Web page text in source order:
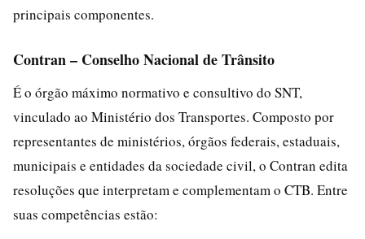
principais componentes.
Contran – Conselho Nacional de Trânsito
É o órgão máximo normativo e consultivo do SNT,
vinculado ao Ministério dos Transportes. Composto por
representantes de ministérios, órgãos federais, estaduais,
municipais e entidades da sociedade civil, o Contran edita
resoluções que interpretam e complementam o CTB. Entre
suas competências estão: